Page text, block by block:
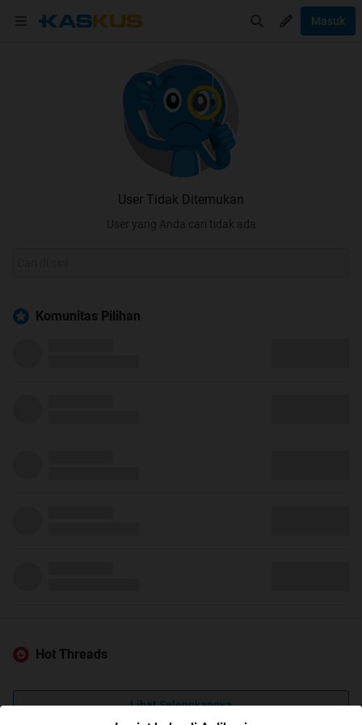
Masuk
User Tidak Ditemukan
User yang Anda cari tidak ada
Komunitas Pilihan
Hot Threads
Lihat Selengkapnya